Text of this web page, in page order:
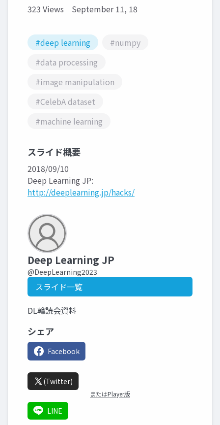
323 Views September 11, 18
#deep learning
#numpy
#data processing
#image manipulation
#CelebA dataset
#machine learning
スライド概要
2018/09/10
Deep Learning JP:
http://deeplearning.jp/hacks/
Deep Learning JP
@DeepLearning2023
スライド一覧
DL輪読会資料
シェア
Facebook
(Twitter)
またはPlayer版
LINE